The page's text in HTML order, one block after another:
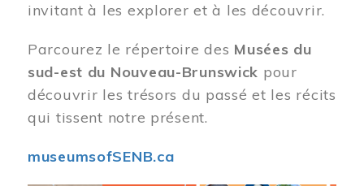
invitant à les explorer et à les découvrir.
Parcourez le répertoire des Musées du
sud-est du Nouveau-Brunswick pour
découvrir les trésors du passé et les récits
qui tissent notre présent.
museumsofSENB.ca